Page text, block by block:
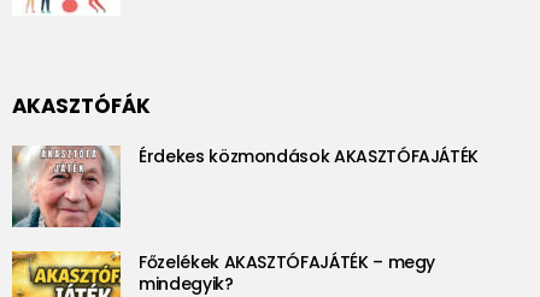
AKASZTÓFÁK
Érdekes közmondások AKASZTÓFAJÁTÉK
Főzelékek AKASZTÓFAJÁTÉK – megy
mindegyik?